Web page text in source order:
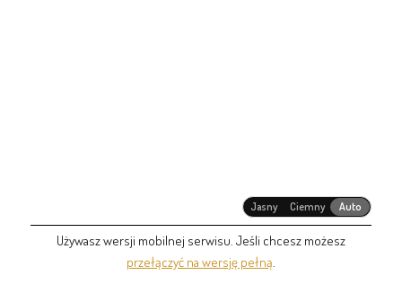
Jasny Ciemny Auto
Używasz wersji mobilnej serwisu. Jeśli chcesz możesz
przełączyć na wersję pełną